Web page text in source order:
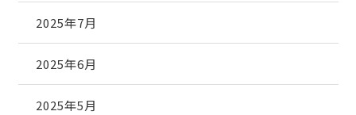
2025年7月
2025年6月
2025年5月